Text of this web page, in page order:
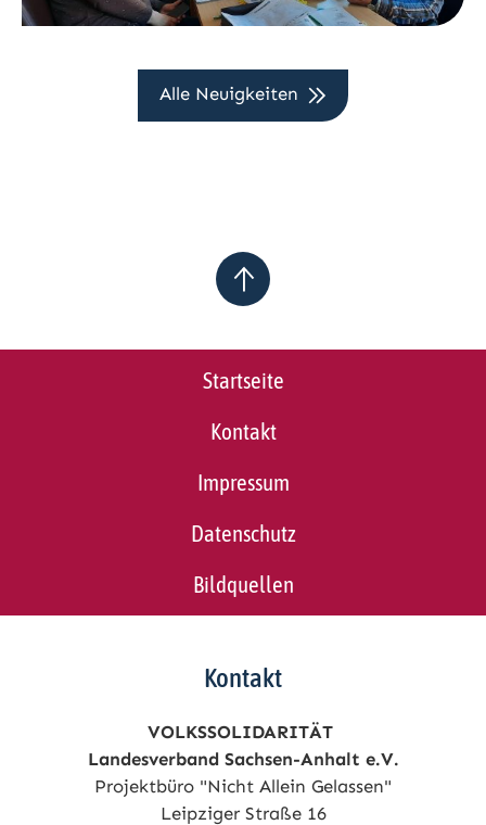
Alle Neuigkeiten
Startseite
Kontakt
Impressum
Datenschutz
Bildquellen
Kontakt
VOLKSSOLIDARITÄT
Landesverband Sachsen-Anhalt e.V.
Projektbüro "Nicht Allein Gelassen"
Leipziger Straße 16